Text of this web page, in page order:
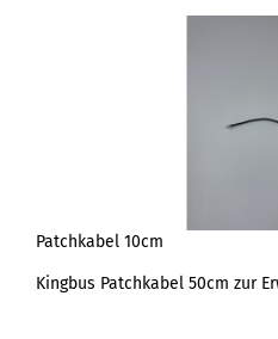
Patchkabel 10cm
Kingbus Patchkabel 50cm zur